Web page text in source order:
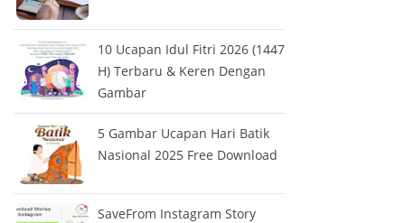
10 Ucapan Idul Fitri 2026 (1447
H) Terbaru & Keren Dengan
Gambar
5 Gambar Ucapan Hari Batik
Nasional 2025 Free Download
SaveFrom Instagram Story